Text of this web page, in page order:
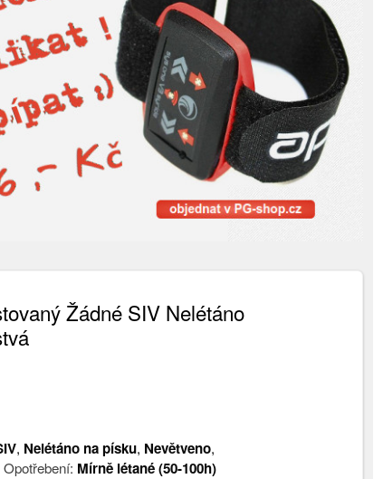
Žádné SIV Nelétáno
, Nelétáno na písku, Nevětveno,
Opotřebení: Mírně létané (50-100h)